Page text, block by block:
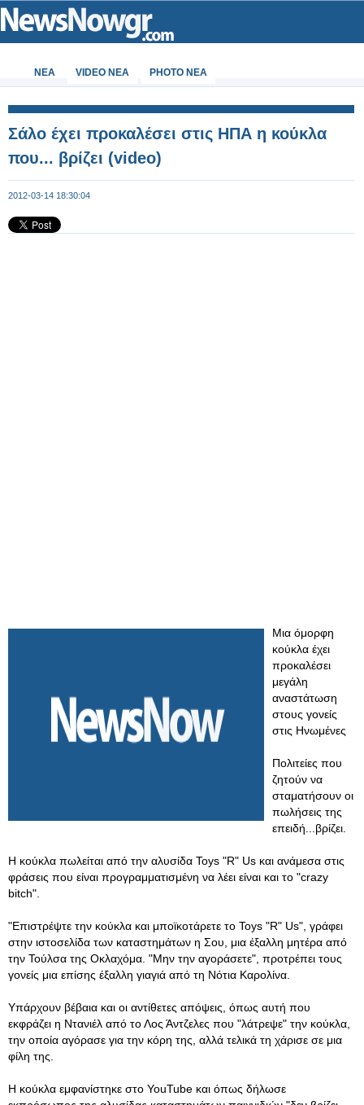
ΝΕΑ VIDEO NEA PHOTO NEA
Σάλο έχει προκαλέσει στις ΗΠΑ η κούκλα
που... βρίζει (video)
2012-03-14 18:30:04
Μια όμορφη
κούκλα έχει
προκαλέσει
μεγάλη
αναστάτωση
στους γονείς
στις Ηνωμένες
Πολιτείες που
ζητούν να
σταματήσουν οι
πωλήσεις της
επειδή...βρίζει.
Η κούκλα πωλείται από την αλυσίδα Toys "R" Us και ανάμεσα στις
φράσεις που είναι προγραμματισμένη να λέει είναι και το "crazy
bitch".
"Επιστρέψτε την κούκλα και μποϊκοτάρετε το Toys "R" Us", γράφει
στην ιστοσελίδα των καταστημάτων η Σου, μια έξαλλη μητέρα από
την Τούλσα της Οκλαχόμα. "Μην την αγοράσετε", προτρέπει τους
γονείς μια επίσης έξαλλη γιαγιά από τη Νότια Καρολίνα.
Υπάρχουν βέβαια και οι αντίθετες απόψεις, όπως αυτή που
εκφράζει η Ντανιέλ από το Λος Άντζελες που "λάτρεψε" την κούκλα,
την οποία αγόρασε για την κόρη της, αλλά τελικά τη χάρισε σε μια
φίλη της.
Η κούκλα εμφανίστηκε στο YouTube και όπως δήλωσε